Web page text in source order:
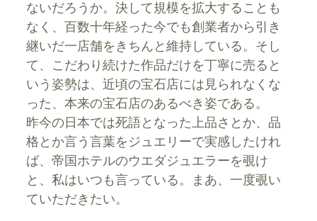
ないだろうか。決して規模を拡大することも
なく、百数十年経った今でも創業者から引き
継いだ一店舗をきちんと維持している。そし
て、こだわり続けた作品だけを丁寧に売ると
いう姿勢は、近頃の宝石店には見られなくな
った、本来の宝石店のあるべき姿である。
昨今の日本では死語となった上品さとか、品
格とか言う言葉をジュエリーで実感したけれ
ば、帝国ホテルのウエダジュエラーを覗け
と、私はいつも言っている。まあ、一度覗い
ていただきたい。